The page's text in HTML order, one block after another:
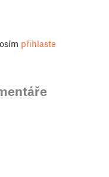
přihlaste